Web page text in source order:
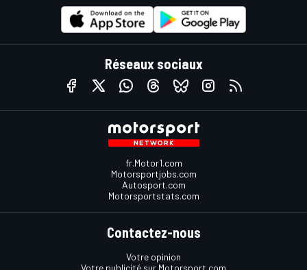
Réseaux sociaux
fr.Motor1.com
Motorsportjobs.com
Autosport.com
Motorsportstats.com
Contactez-nous
Votre opinion